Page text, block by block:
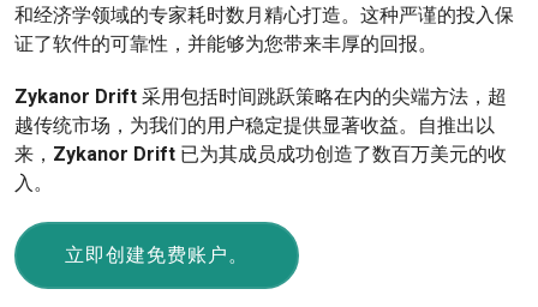
和经济学领域的专家耗时数月精心打造。这种严谨的投入保
证了软件的可靠性，并能够为您带来丰厚的回报。
Zykanor Drift 采用包括时间跳跃策略在内的尖端方法，超
越传统市场，为我们的用户稳定提供显著收益。自推出以
来， Zykanor Drift 已为其成员成功创造了数百万美元的收
入。
立即创建免费账户。